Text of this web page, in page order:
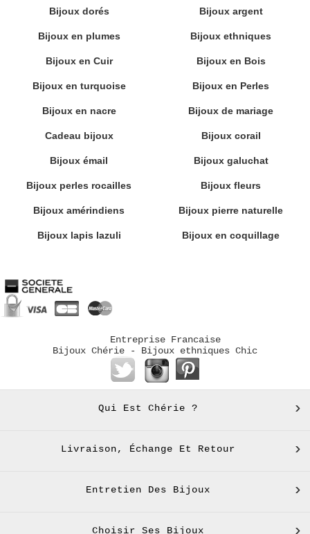
Bijoux dorés Bijoux argent
Bijoux en plumes Bijoux ethniques
Bijoux en Cuir Bijoux en Bois
Bijoux en turquoise Bijoux en Perles
Bijoux en nacre Bijoux de mariage
Cadeau bijoux Bijoux corail
Bijoux émail Bijoux galuchat
Bijoux perles rocailles Bijoux fleurs
Bijoux amérindiens Bijoux pierre naturelle
Bijoux lapis lazuli Bijoux en coquillage
Entreprise Francaise
Bijoux Chérie - Bijoux ethniques Chic
Qui Est Chérie ?
Livraison, Échange Et Retour
Entretien Des Bijoux
Choisir Ses Bijoux